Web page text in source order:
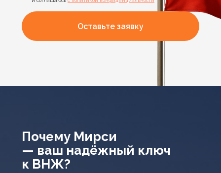
Оставьте заявку
Почему Мирси
— ваш надёжный ключ
к ВНЖ?